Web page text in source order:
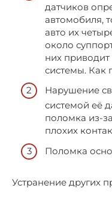
датчиков
автомобиля,
авто их
около
них
системы. Как
Нарушение
системой её
поломка из-
плохих
Поломка
Устранение других